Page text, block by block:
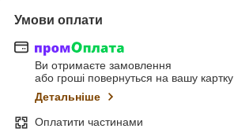
Умови оплати
Ви отримаєте замовлення
або гроші повернуться на вашу картку
Детальніше
Оплатити частинами